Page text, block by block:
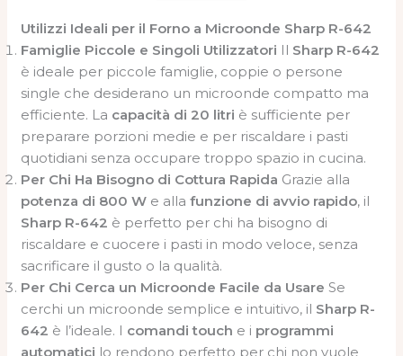
Utilizzi Ideali per il Forno a Microonde Sharp R-642
Famiglie Piccole e Singoli Utilizzatori Il Sharp R-642
è ideale per piccole famiglie, coppie o persone
single che desiderano un microonde compatto ma
efficiente. La capacità di 20 litri è sufficiente per
preparare porzioni medie e per riscaldare i pasti
quotidiani senza occupare troppo spazio in cucina.
Per Chi Ha Bisogno di Cottura Rapida Grazie alla
potenza di 800 W e allafunzione di avvio rapido, il
Sharp R-642 è perfetto per chi ha bisogno di
riscaldare e cuocere i pasti in modo veloce, senza
sacrificare il gusto o la qualità.
Per Chi Cerca un Microonde Facile da Usare Se
cerchi un microonde semplice e intuitivo, il Sharp R-
642 è l’ideale. I comandi touch e i programmi
automatici lo rendono perfetto per chi non vuole